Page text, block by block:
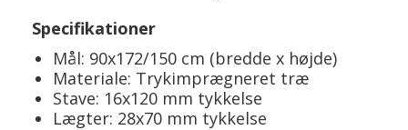
Specifikationer
Mål: 90x172/150 cm (bredde x højde)
Materiale: Trykimprægneret træ
Stave: 16x120 mm tykkelse
Lægter: 28x70 mm tykkelse